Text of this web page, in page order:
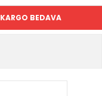
KARGO BEDAVA